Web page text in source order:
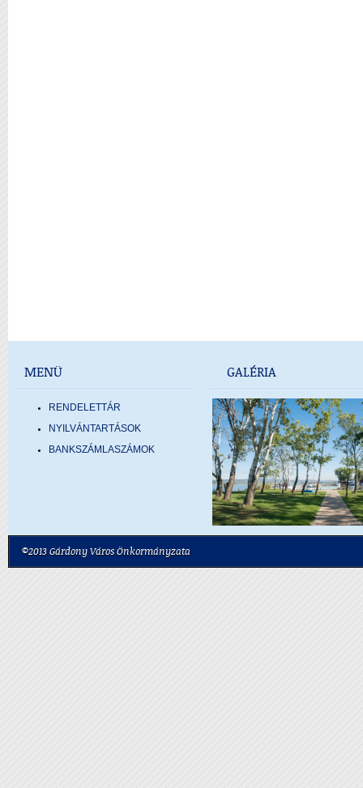
MENÜ
RENDELETTÁR
NYILVÁNTARTÁSOK
BANKSZÁMLASZÁMOK
GALÉRIA
©2013 Gárdony Város Önkormányzata